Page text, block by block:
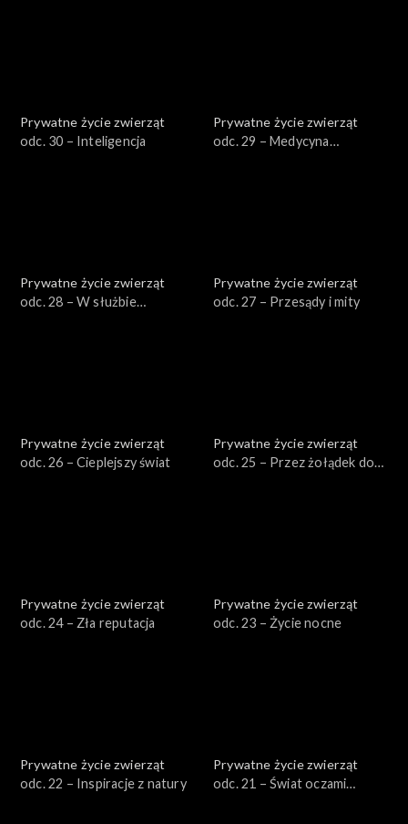
Prywatne życie zwierząt
odc. 30 – Inteligencja
Prywatne życie zwierząt
odc. 29 – Medycyna
Prywatne życie zwierząt
odc. 28 – W służbie
Prywatne życie zwierząt
odc. 27 – Przesądy i mity
Prywatne życie zwierząt
odc. 26 – Cieplejszy świat
Prywatne życie zwierząt
odc. 25 – Przez żołądek do
Prywatne życie zwierząt
odc. 24 – Zła reputacja
Prywatne życie zwierząt
odc. 23 – Życie nocne
Prywatne życie zwierząt
odc. 22 – Inspiracje z natury
Prywatne życie zwierząt
odc. 21 – Świat oczami